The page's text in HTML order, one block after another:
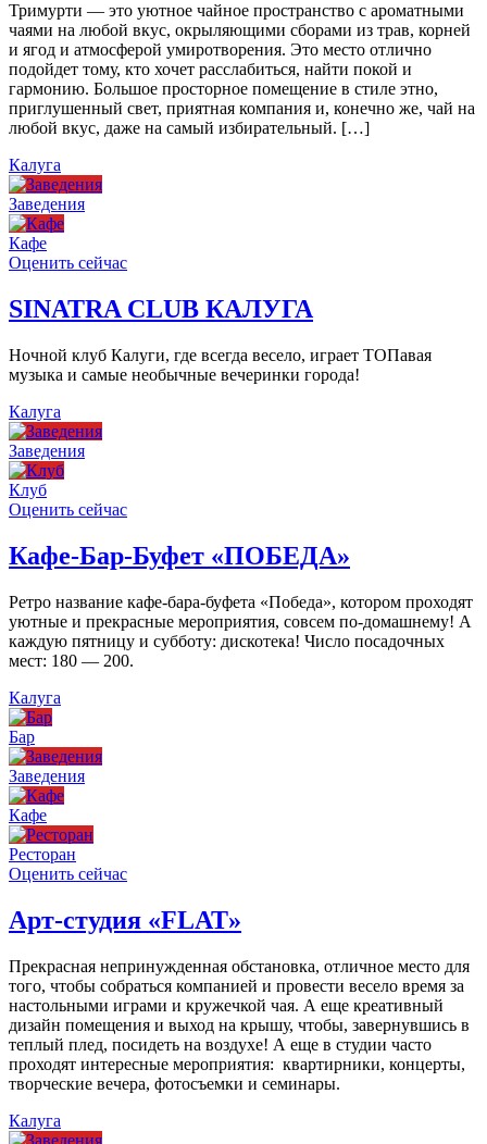
Тримурти — это уютное чайное пространство с ароматными
чаями на любой вкус, окрыляющими сборами из трав, корней
и ягод и атмосферой умиротворения. Это место отлично
подойдет тому, кто хочет расслабиться, найти покой и
гармонию. Большое просторное помещение в стиле этно,
приглушенный свет, приятная компания и, конечно же, чай на
любой вкус, даже на самый избирательный. […]
Калуга
Заведения
Кафе
Оценить сейчас
SINATRA CLUB КАЛУГА
Ночной клуб Калуги, где всегда весело, играет ТОПавая
музыка и самые необычные вечеринки города!
Калуга
Заведения
Клуб
Оценить сейчас
Кафе-Бар-Буфет «ПОБЕДА»
Ретро название кафе-бара-буфета «Победа», котором проходят
уютные и прекрасные мероприятия, совсем по-домашнему! А
каждую пятницу и субботу: дискотека! Число посадочных
мест: 180 — 200.
Калуга
Бар
Заведения
Кафе
Ресторан
Оценить сейчас
Арт-студия «FLAT»
Прекрасная непринужденная обстановка, отличное место для
того, чтобы собраться компанией и провести весело время за
настольными играми и кружечкой чая. А еще креативный
дизайн помещения и выход на крышу, чтобы, завернувшись в
теплый плед, посидеть на воздухе! А еще в студии часто
проходят интересные мероприятия: квартирники, концерты,
творческие вечера, фотосъемки и семинары.
Калуга